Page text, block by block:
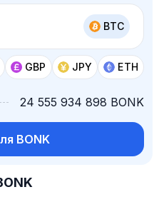
BTC
GBP JPY ETH
24 555 934 898 BONK
BONK